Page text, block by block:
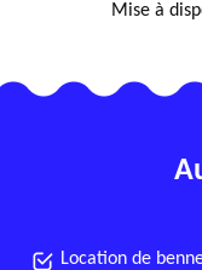
Mise à
Location de